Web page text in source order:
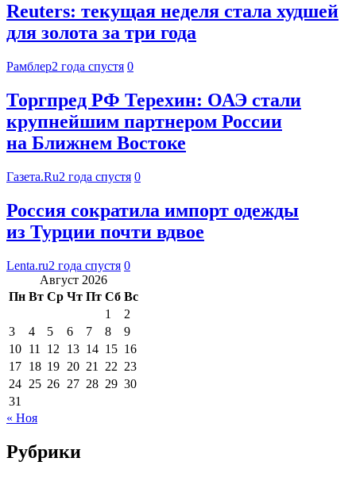
Reuters: текущая неделя стала худшей
для золота за три года
Рамблер2 года спустя 0
Торгпред РФ Терехин: ОАЭ стали
крупнейшим партнером России
на Ближнем Востоке
Газета.Ru2 года спустя 0
Россия сократила импорт одежды
из Турции почти вдвое
Lenta.ru2 года спустя 0
Август 2026
Пн Вт Ср Чт Пт Сб Вс
1
2
3
4 5 6 7 8
9
10 11 12 13 14 15 16
17 18 19 20 21 22 23
24 25 26 27 28 29 30
31
« Ноя
Рубрики